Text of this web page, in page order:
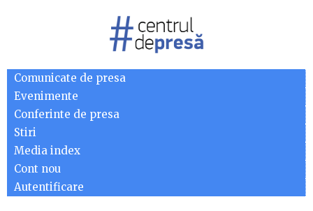
Comunicate de presa
Evenimente
Conferinte de presa
Stiri
Media index
Cont nou
Autentificare